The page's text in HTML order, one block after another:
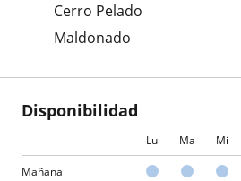
Cerro Pelado
Maldonado
Disponibilidad
Lu Ma Mi
Mañana